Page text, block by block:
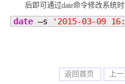
后即可通过date命令修改系统时
date –s '2015-03-09
返回首页 上